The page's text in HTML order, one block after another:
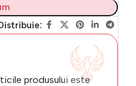
produsului este